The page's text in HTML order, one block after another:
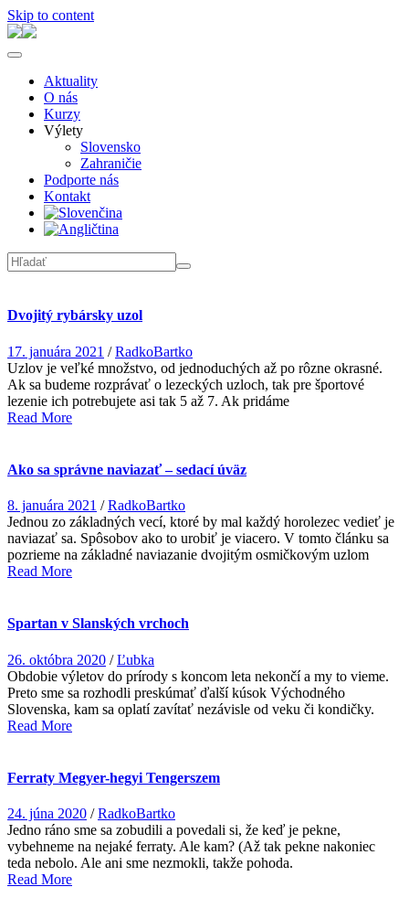
Skip to content
Aktuality
O nás
Kurzy
Výlety
Slovensko
Zahraničie
Podporte nás
Kontakt
Dvojitý rybársky uzol
17. januára 2021 / RadkoBartko
Uzlov je veľké množstvo, od jednoduchých až po rôzne okrasné.
Ak sa budeme rozprávať o lezeckých uzloch, tak pre športové
lezenie ich potrebujete asi tak 5 až 7. Ak pridáme
Read More
Ako sa správne naviazať – sedací úväz
8. januára 2021 / RadkoBartko
Jednou zo základných vecí, ktoré by mal každý horolezec vedieť je
naviazať sa. Spôsobov ako to urobiť je viacero. V tomto článku sa
pozrieme na základné naviazanie dvojitým osmičkovým uzlom
Read More
Spartan v Slanských vrchoch
26. októbra 2020 / Ľubka
Obdobie výletov do prírody s koncom leta nekončí a my to vieme.
Preto sme sa rozhodli preskúmať ďalší kúsok Východného
Slovenska, kam sa oplatí zavítať nezávisle od veku či kondičky.
Read More
Ferraty Megyer-hegyi Tengerszem
24. júna 2020 / RadkoBartko
Jedno ráno sme sa zobudili a povedali si, že keď je pekne,
vybehneme na nejaké ferraty. Ale kam? (Až tak pekne nakoniec
teda nebolo. Ale ani sme nezmokli, takže pohoda.
Read More